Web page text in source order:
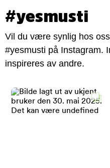
#yesmusti
Vil du være synlig hos
#yesmusti på Instagram.
inspireres av andre.